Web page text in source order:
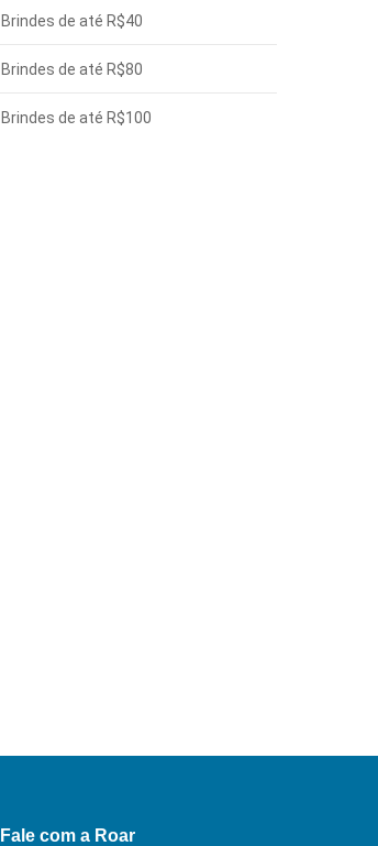
Brindes de até R$40
Brindes de até R$80
Brindes de até R$100
Fale com a Roar